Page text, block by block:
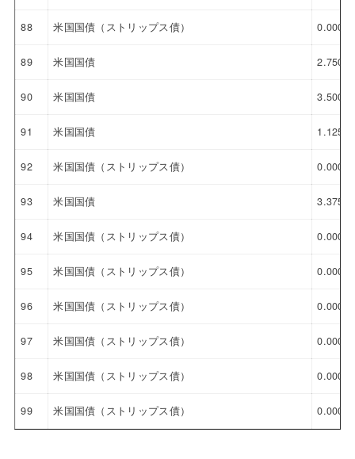
88 米国国債（ストリップス債） 0.000%
89 米国国債 2.750%
90 米国国債 3.500%
91 米国国債 1.125%
92 米国国債（ストリップス債） 0.000%
93 米国国債 3.375%
94 米国国債（ストリップス債） 0.000%
95 米国国債（ストリップス債） 0.000%
96 米国国債（ストリップス債） 0.000%
97 米国国債（ストリップス債） 0.000%
98 米国国債（ストリップス債） 0.000%
99 米国国債（ストリップス債） 0.000%